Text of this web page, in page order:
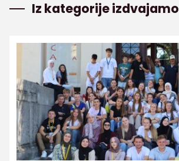
Iz kategorije izdvajamo